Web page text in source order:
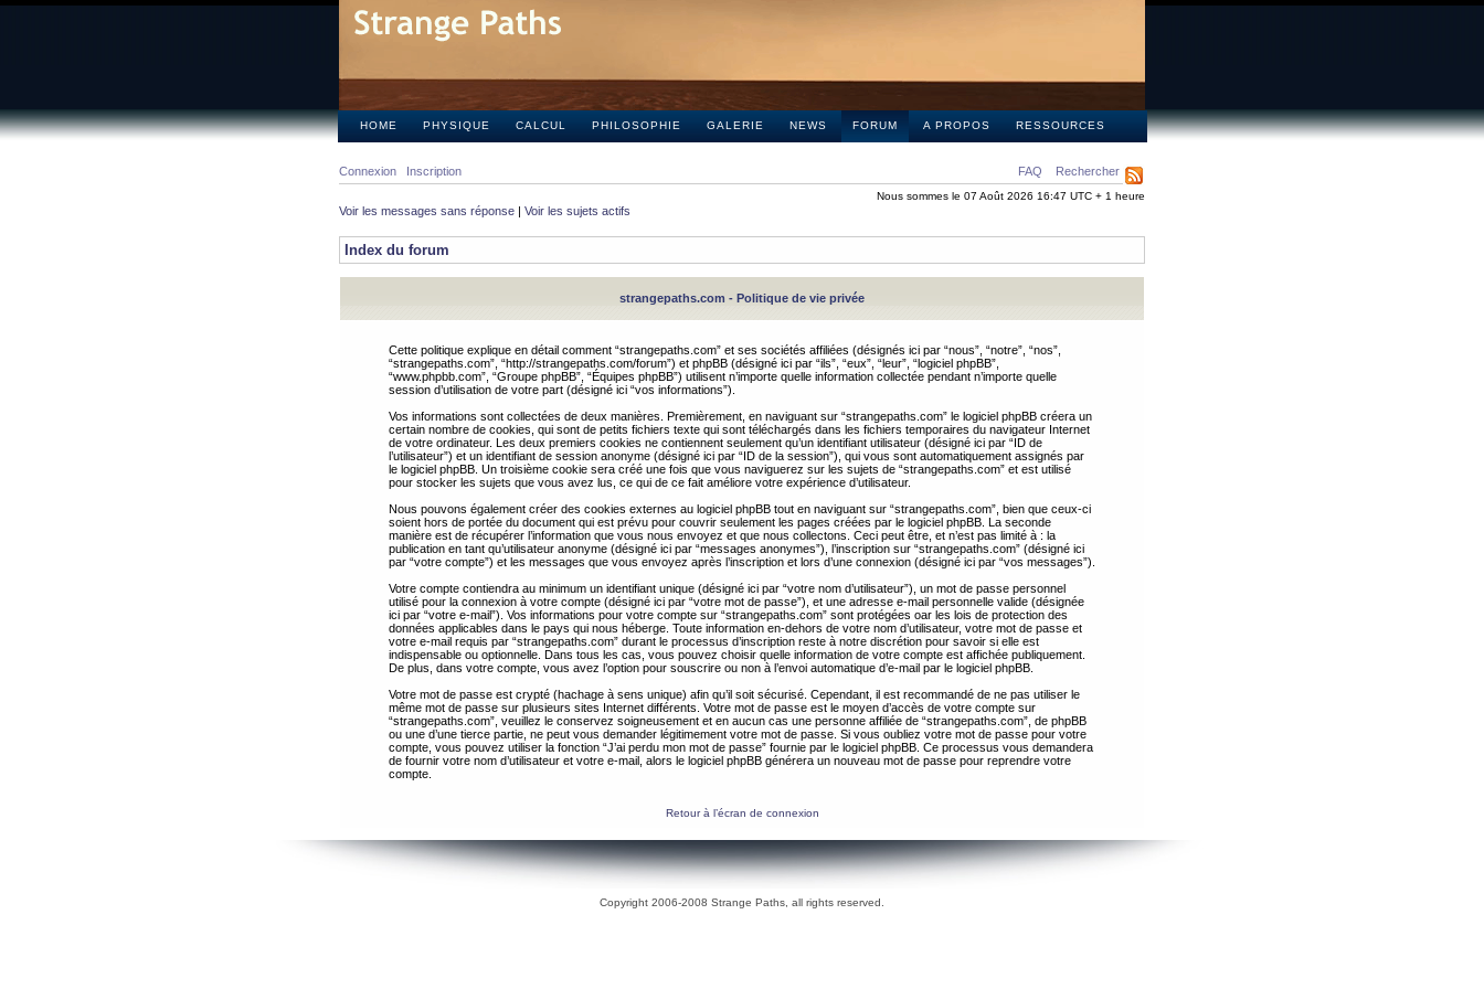
HOME PHYSIQUE CALCUL PHILOSOPHIE GALERIE NEWS FORUM A PROPOS RESSOURCES
FAQ Rechercher
Connexion Inscription
Nous sommes le 07 Août 2026 16:47 UTC + 1 heure
Voir les messages sans réponse | Voir les sujets actifs
Index du forum
strangepaths.com - Politique de vie privée
Cette politique explique en détail comment “strangepaths.com” et ses sociétés affiliées (désignés ici par “nous”, “notre”, “nos”,
“strangepaths.com”, “http://strangepaths.com/forum”) et phpBB (désigné ici par “ils”, “eux”, “leur”, “logiciel phpBB”,
“www.phpbb.com”, “Groupe phpBB”, “Équipes phpBB”) utilisent n’importe quelle information collectée pendant n’importe quelle
session d’utilisation de votre part (désigné ici “vos informations”).
Vos informations sont collectées de deux manières. Premièrement, en naviguant sur “strangepaths.com” le logiciel phpBB créera un
certain nombre de cookies, qui sont de petits fichiers texte qui sont téléchargés dans les fichiers temporaires du navigateur Internet
de votre ordinateur. Les deux premiers cookies ne contiennent seulement qu’un identifiant utilisateur (désigné ici par “ID de
l’utilisateur”) et un identifiant de session anonyme (désigné ici par “ID de la session”), qui vous sont automatiquement assignés par
le logiciel phpBB. Un troisième cookie sera créé une fois que vous naviguerez sur les sujets de “strangepaths.com” et est utilisé
pour stocker les sujets que vous avez lus, ce qui de ce fait améliore votre expérience d’utilisateur.
Nous pouvons également créer des cookies externes au logiciel phpBB tout en naviguant sur “strangepaths.com”, bien que ceux-ci
soient hors de portée du document qui est prévu pour couvrir seulement les pages créées par le logiciel phpBB. La seconde
manière est de récupérer l’information que vous nous envoyez et que nous collectons. Ceci peut être, et n’est pas limité à : la
publication en tant qu’utilisateur anonyme (désigné ici par “messages anonymes”), l’inscription sur “strangepaths.com” (désigné ici
par “votre compte”) et les messages que vous envoyez après l’inscription et lors d’une connexion (désigné ici par “vos messages”).
Votre compte contiendra au minimum un identifiant unique (désigné ici par “votre nom d’utilisateur”), un mot de passe personnel
utilisé pour la connexion à votre compte (désigné ici par “votre mot de passe”), et une adresse e-mail personnelle valide (désignée
ici par “votre e-mail”). Vos informations pour votre compte sur “strangepaths.com” sont protégées oar les lois de protection des
données applicables dans le pays qui nous héberge. Toute information en-dehors de votre nom d’utilisateur, votre mot de passe et
votre e-mail requis par “strangepaths.com” durant le processus d’inscription reste à notre discrétion pour savoir si elle est
indispensable ou optionnelle. Dans tous les cas, vous pouvez choisir quelle information de votre compte est affichée publiquement.
De plus, dans votre compte, vous avez l’option pour souscrire ou non à l’envoi automatique d’e-mail par le logiciel phpBB.
Votre mot de passe est crypté (hachage à sens unique) afin qu’il soit sécurisé. Cependant, il est recommandé de ne pas utiliser le
même mot de passe sur plusieurs sites Internet différents. Votre mot de passe est le moyen d’accès de votre compte sur
“strangepaths.com”, veuillez le conservez soigneusement et en aucun cas une personne affiliée de “strangepaths.com”, de phpBB
ou une d’une tierce partie, ne peut vous demander légitimement votre mot de passe. Si vous oubliez votre mot de passe pour votre
compte, vous pouvez utiliser la fonction “J’ai perdu mon mot de passe” fournie par le logiciel phpBB. Ce processus vous demandera
de fournir votre nom d’utilisateur et votre e-mail, alors le logiciel phpBB générera un nouveau mot de passe pour reprendre votre
compte.
Retour à l’écran de connexion
Copyright 2006-2008 Strange Paths, all rights reserved.